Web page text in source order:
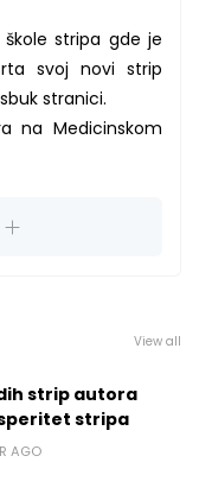
stripa gde je
svoj novi strip
stranici.
na Medicinskom
View all
strip autora
stripa
AGO